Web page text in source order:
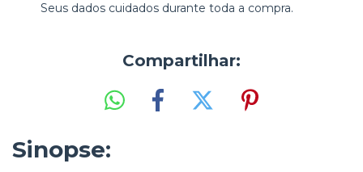
Seus dados cuidados durante toda a compra.
Compartilhar:
Sinopse: